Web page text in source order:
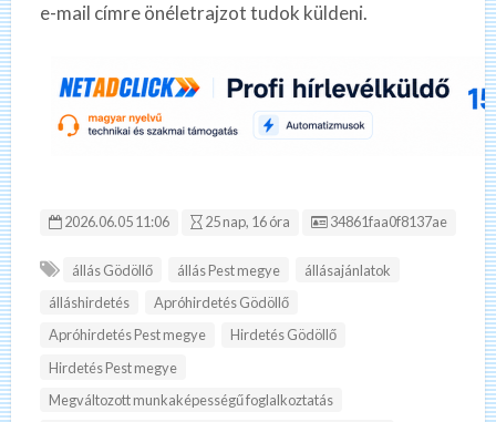
e-mail címre önéletrajzot tudok küldeni.
2026.06.05 11:06 25 nap, 16 óra Hirdetés ID:
34861faa0f8137ae
állás Gödöllő állás Pest megye
állásajánlatok
álláshirdetés
Apróhirdetés Gödöllő
Apróhirdetés Pest megye
Hirdetés Gödöllő
Hirdetés Pest megye
Megváltozott munkaképességű foglalkoztatás